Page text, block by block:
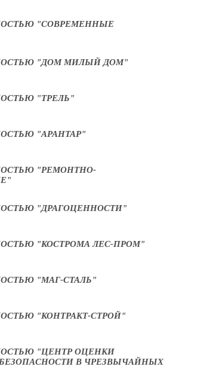
"СОВРЕМЕННЫЕ
"ДОМ МИЛЫЙ ДОМ"
"ТРЕЛЬ"
"АРАНТАР"
"РЕМОНТНО-
"ДРАГОЦЕННОСТИ"
"КОСТРОМА ЛЕС-ПРОМ"
"МАГ-СТАЛЬ"
"КОНТРАКТ-СТРОЙ"
"ЦЕНТР ОЦЕНКИ
В ЧРЕЗВЫЧАЙНЫХ